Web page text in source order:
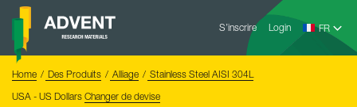
Skip
content
S’inscrire Login
Advent
Home Des Produits Alliage
Stainless Steel AISI 304L
USA - US Dollars Changer de devise